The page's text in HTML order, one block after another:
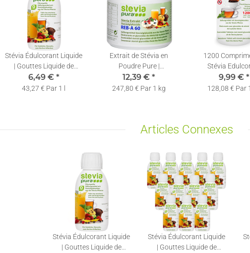
Stévia Édulcorant Liquide
| Gouttes Liquide de
Stévia Pure | Stévia
Liquide | 150ml
6,49 € *
43,27 € Par 1 l
Extrait de Stévia en
Poudre Pure |
Rébaudioside-A 60% |
Avec Cuillère de Dosage |
12,39 € *
247,80 € Par 1 kg
1200
Stévia
Recharge +
9,99 € *
128,08 € Par
Articles Connexes
Stévia Édulcorant Liquide
| Gouttes Liquide de
Stévia Édulcorant Liquide
| Gouttes Liquide de